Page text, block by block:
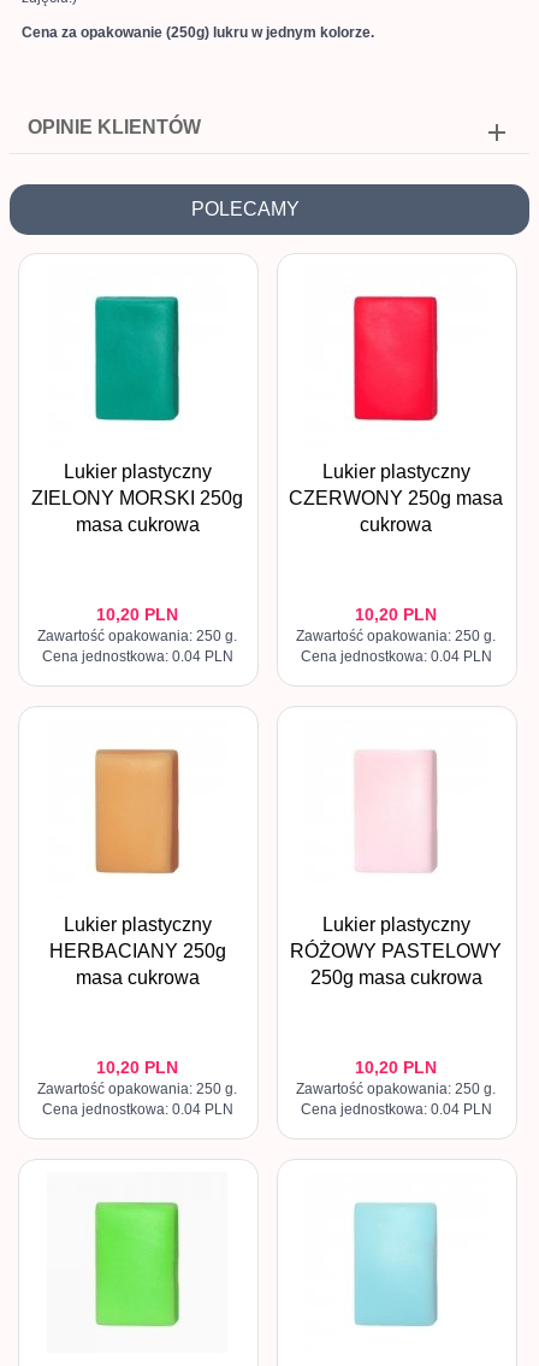
Cena za opakowanie (250g) lukru w jednym kolorze.
OPINIE KLIENTÓW
POLECAMY
Lukier plastyczny
ZIELONY MORSKI 250g
masa cukrowa
10,20 PLN
Zawartość opakowania: 250 g.
Cena jednostkowa: 0.04 PLN
Lukier plastyczny
CZERWONY 250g masa
cukrowa
10,20 PLN
Zawartość opakowania: 250 g.
Cena jednostkowa: 0.04 PLN
Lukier plastyczny
HERBACIANY 250g
masa cukrowa
10,20 PLN
Zawartość opakowania: 250 g.
Cena jednostkowa: 0.04 PLN
Lukier plastyczny
RÓŻOWY PASTELOWY
250g masa cukrowa
10,20 PLN
Zawartość opakowania: 250 g.
Cena jednostkowa: 0.04 PLN